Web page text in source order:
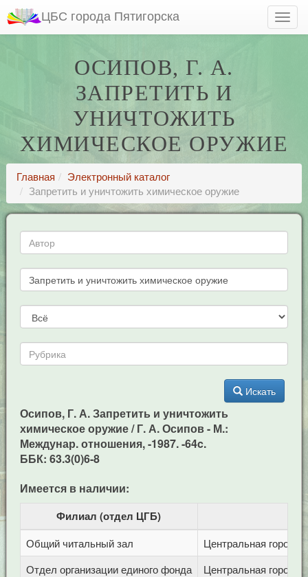
ЦБС города Пятигорска
ОСИПОВ, Г. А.
ЗАПРЕТИТЬ И
УНИЧТОЖИТЬ
ХИМИЧЕСКОЕ ОРУЖИЕ
Главная
Электронный каталог
Запретить и уничтожить химическое оружие
Искать
Осипов, Г. А. Запретить и уничтожить
химическое оружие / Г. А. Осипов - М.:
Междунар. отношения, -1987. -64c.
ББК: 63.3(0)6-8
Имеется в наличии:
Филиал (отдел ЦГБ)
Общий читальный зал
Центральная
Отдел организации единого фонда
Центральная